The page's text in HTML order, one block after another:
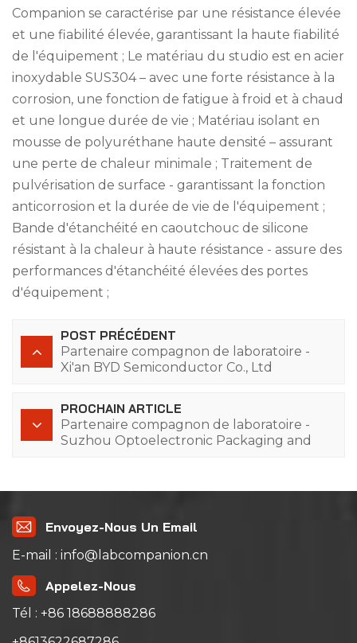
Companion se caractérise par une résistance élevée
et une fiabilité élevée, garantissant la haute fiabilité
de l'équipement ; Le matériau du studio est en acier
inoxydable SUS304 – avec une forte résistance à la
corrosion, une fonction de fatigue à froid et à chaud
et une longue durée de vie ; Matériau isolant en
mousse de polyuréthane haute densité – assurant
une perte de chaleur minimale ; Traitement de
pulvérisation de surface - garantissant la fonction
anticorrosion et la durée de vie de l'équipement ;
Bande d'étanchéité en caoutchouc de silicone
résistant à la chaleur à haute résistance - assure des
performances d'étanchéité élevées des portes
d'équipement ;
POST PRÉCÉDENT
Partenaire compagnon de laboratoire -
Xi'an BYD Semiconductor Co., Ltd
PROCHAIN ARTICLE
Partenaire compagnon de laboratoire -
Suzhou Optoelectronic Packaging and
Envoyez-Nous Un Email
E-mail : info@labcompanion.cn
Appelez-Nous
Tél : +86 18688888286